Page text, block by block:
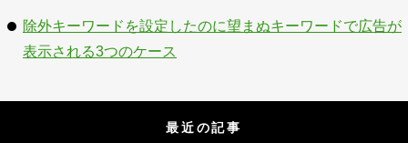
除外キーワードを設定したのに望まぬキーワードで広告が
表示される3つのケース
最近の記事